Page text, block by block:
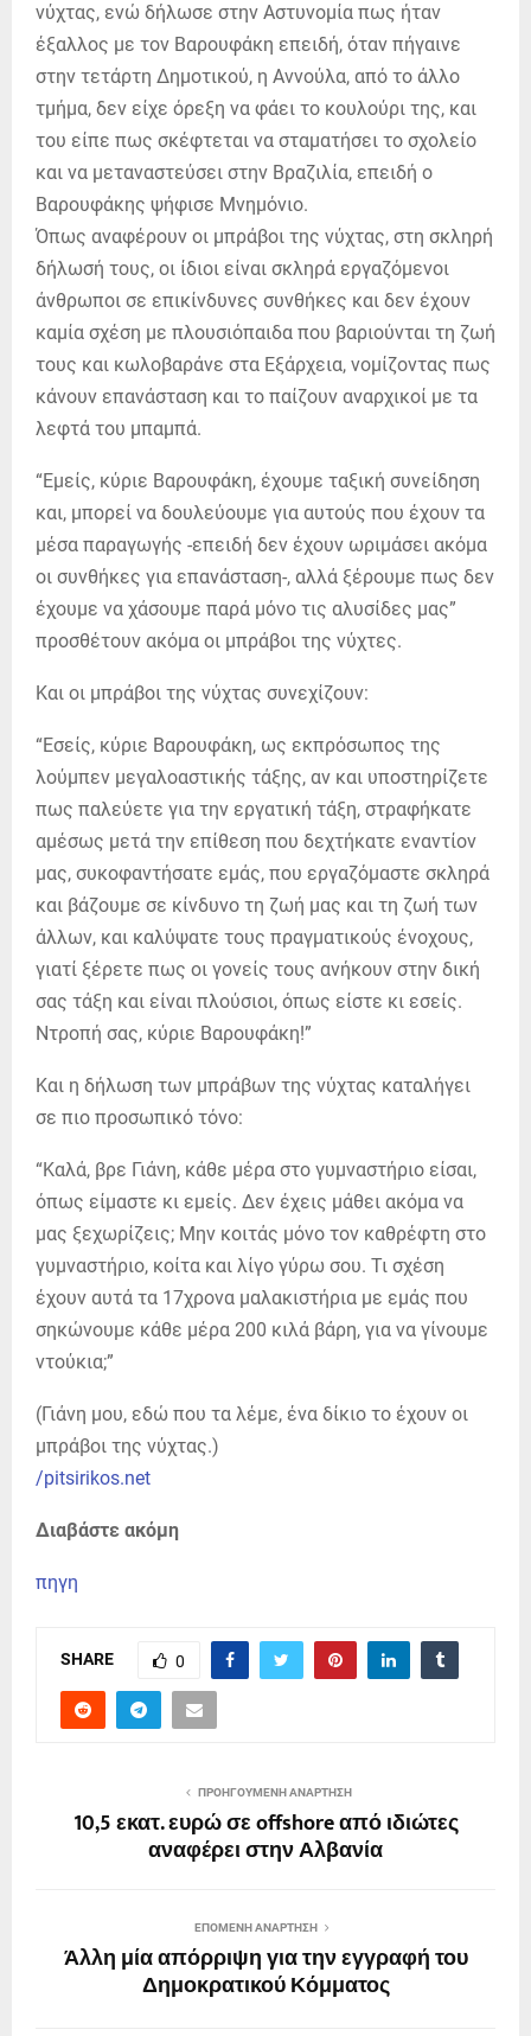
νύχτας, ενώ δήλωσε στην Αστυνομία πως ήταν
έξαλλος με τον Βαρουφάκη επειδή, όταν πήγαινε
στην τετάρτη Δημοτικού, η Αννούλα, από το άλλο
τμήμα, δεν είχε όρεξη να φάει το κουλούρι της, και
του είπε πως σκέφτεται να σταματήσει το σχολείο
και να μεταναστεύσει στην Βραζιλία, επειδή ο
Βαρουφάκης ψήφισε Μνημόνιο.
Όπως αναφέρουν οι μπράβοι της νύχτας, στη σκληρή
δήλωσή τους, οι ίδιοι είναι σκληρά εργαζόμενοι
άνθρωποι σε επικίνδυνες συνθήκες και δεν έχουν
καμία σχέση με πλουσιόπαιδα που βαριούνται τη ζωή
τους και κωλοβαράνε στα Εξάρχεια, νομίζοντας πως
κάνουν επανάσταση και το παίζουν αναρχικοί με τα
λεφτά του μπαμπά.
“Εμείς, κύριε Βαρουφάκη, έχουμε ταξική συνείδηση
και, μπορεί να δουλεύουμε για αυτούς που έχουν τα
μέσα παραγωγής -επειδή δεν έχουν ωριμάσει ακόμα
οι συνθήκες για επανάσταση-, αλλά ξέρουμε πως δεν
έχουμε να χάσουμε παρά μόνο τις αλυσίδες μας”
προσθέτουν ακόμα οι μπράβοι της νύχτες.
Και οι μπράβοι της νύχτας συνεχίζουν:
“Εσείς, κύριε Βαρουφάκη, ως εκπρόσωπος της
λούμπεν μεγαλοαστικής τάξης, αν και υποστηρίζετε
πως παλεύετε για την εργατική τάξη, στραφήκατε
αμέσως μετά την επίθεση που δεχτήκατε εναντίον
μας, συκοφαντήσατε εμάς, που εργαζόμαστε σκληρά
και βάζουμε σε κίνδυνο τη ζωή μας και τη ζωή των
άλλων, και καλύψατε τους πραγματικούς ένοχους,
γιατί ξέρετε πως οι γονείς τους ανήκουν στην δική
σας τάξη και είναι πλούσιοι, όπως είστε κι εσείς.
Ντροπή σας, κύριε Βαρουφάκη!”
Και η δήλωση των μπράβων της νύχτας καταλήγει
σε πιο προσωπικό τόνο:
“Καλά, βρε Γιάνη, κάθε μέρα στο γυμναστήριο είσαι,
όπως είμαστε κι εμείς. Δεν έχεις μάθει ακόμα να
μας ξεχωρίζεις; Μην κοιτάς μόνο τον καθρέφτη στο
γυμναστήριο, κοίτα και λίγο γύρω σου. Τι σχέση
έχουν αυτά τα 17χρονα μαλακιστήρια με εμάς που
σηκώνουμε κάθε μέρα 200 κιλά βάρη, για να γίνουμε
ντούκια;”
(Γιάνη μου, εδώ που τα λέμε, ένα δίκιο το έχουν οι
μπράβοι της νύχτας.)
/pitsirikos.net
Διαβάστε ακόμη
πηγη
SHARE 0
ΠΡΟΗΓΟΎΜΕΝΗ ΑΝΆΡΤΗΣΗ
10,5 εκατ. ευρώ σε offshore από ιδιώτες
αναφέρει στην Αλβανία
ΕΠΌΜΕΝΗ ΑΝΆΡΤΗΣΗ
Άλλη μία απόρριψη για την εγγραφή του
Δημοκρατικού Κόμματος